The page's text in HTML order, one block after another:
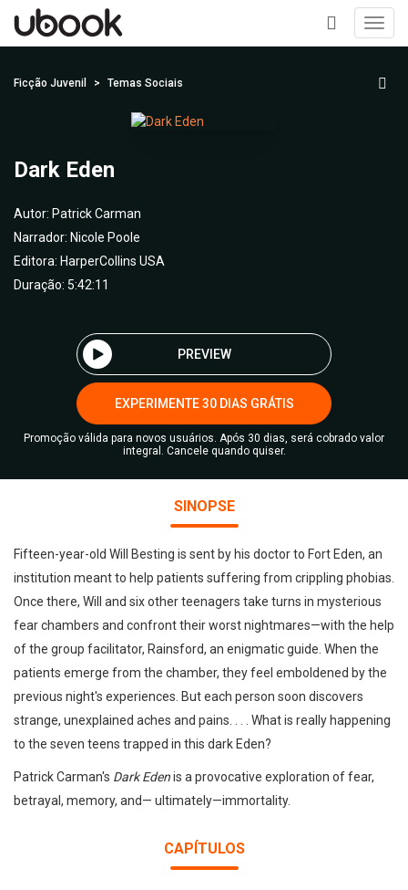
+
Ficção Juvenil Temas Sociais
Dark Eden
Autor: Patrick Carman
Narrador: Nicole Poole
Editora: HarperCollins USA
Duração: 5:42:11
PREVIEW
EXPERIMENTE 30 DIAS GRÁTIS
Promoção válida para novos usuários. Após 30 dias, será cobrado valor
integral. Cancele quando quiser.
SINOPSE
Fifteen-year-old Will Besting is sent by his doctor to Fort Eden, an
institution meant to help patients suffering from crippling phobias.
Once there, Will and six other teenagers take turns in mysterious
fear chambers and confront their worst nightmares—with the help
of the group facilitator, Rainsford, an enigmatic guide. When the
patients emerge from the chamber, they feel emboldened by the
previous night's experiences. But each person soon discovers
strange, unexplained aches and pains. . . . What is really happening
to the seven teens trapped in this dark Eden?
Patrick Carman's Dark Edenis a provocative exploration of fear,
betrayal, memory, and— ultimately—immortality.
CAPÍTULOS